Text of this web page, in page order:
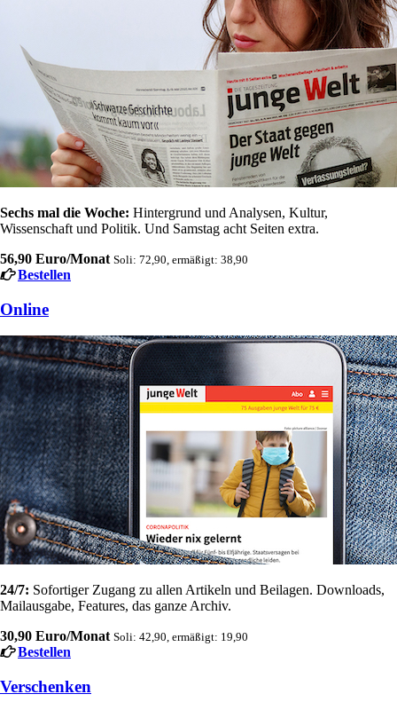
Sechs mal die Woche: Hintergrund und Analysen, Kultur,
Wissenschaft und Politik. Und Samstag acht Seiten extra.
56,90 Euro/Monat Soli: 72,90, ermäßigt: 38,90
Bestellen
Online
24/7: Sofortiger Zugang zu allen Artikeln und Beilagen. Downloads,
Mailausgabe, Features, das ganze Archiv.
30,90 Euro/Monat Soli: 42,90, ermäßigt: 19,90
Bestellen
Verschenken